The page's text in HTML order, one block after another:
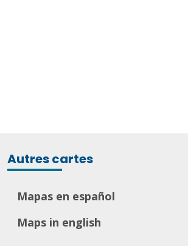
Autres cartes
Mapas en español
Maps in english